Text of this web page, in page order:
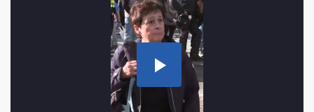
Play
Video